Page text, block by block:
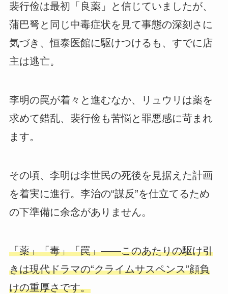
裴行俭は最初「良薬」と信じていましたが、
蒲巴弩と同じ中毒症状を見て事態の深刻さに
気づき、恒泰医館に駆けつけるも、すでに店
主は逃亡。
李明の罠が着々と進むなか、リュウリは薬を
求めて錯乱、裴行俭も苦悩と罪悪感に苛まれ
ます。
その頃、李明は李世民の死後を見据えた計画
を着実に進行。李治の“謀反”を仕立てるため
の下準備に余念がありません。
「薬」「毒」「罠」――このあたりの駆け引
きは現代ドラマの“クライムサスペンス”顔負
けの重厚さです。